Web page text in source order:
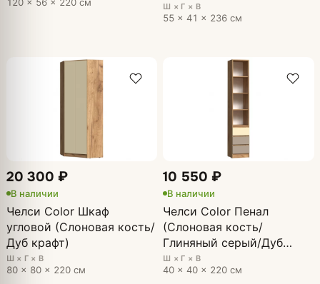
Ш × Г × В
55 × 41 × 236 см
20 300 ₽
В наличии
Челси Color Шкаф
угловой (Слоновая кость/
Дуб крафт)
Ш × Г × В
80 × 80 × 220 см
10 550 ₽
В наличии
Челси Color Пенал
(Слоновая кость/
Глиняный серый/Дуб
крафт)
Ш × Г × В
40 × 40 × 220 см